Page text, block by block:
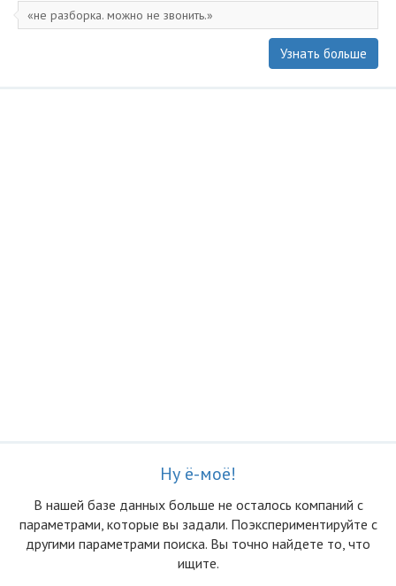
не разборка. можно не звонить.
Узнать больше
Ну ё-моё!
В нашей базе данных больше не осталоcь компаний с
параметрами, которые вы задали. Поэкспериментируйте с
другими параметрами поиска. Вы точно найдете то, что
ищите.